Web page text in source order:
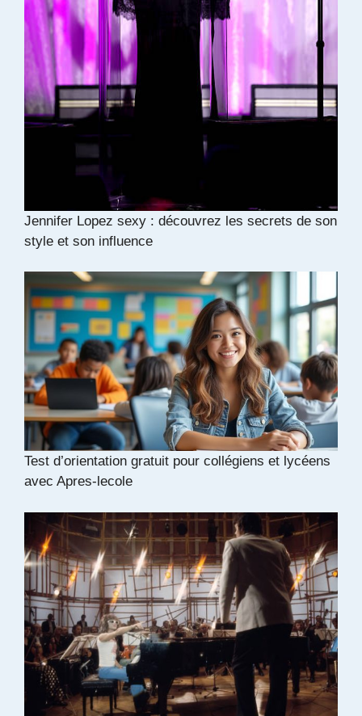
Jennifer Lopez sexy : découvrez les secrets de son
style et son influence
Test d’orientation gratuit pour collégiens et lycéens
avec Apres-lecole